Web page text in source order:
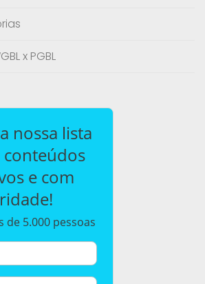
x PGBL
nossa lista
conteúdos
e com
de 5.000 pessoas